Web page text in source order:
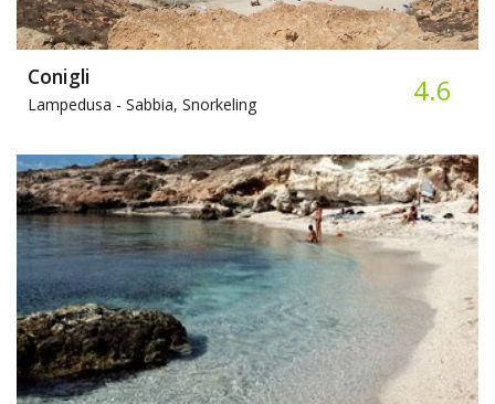
Conigli
Lampedusa - Sabbia, Snorkeling 4.6